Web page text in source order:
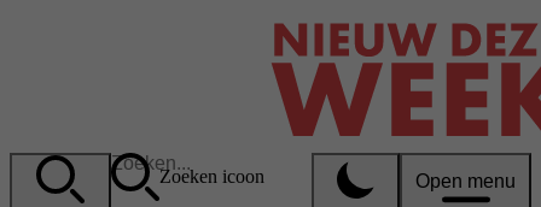
Zoeken icoon Open menu